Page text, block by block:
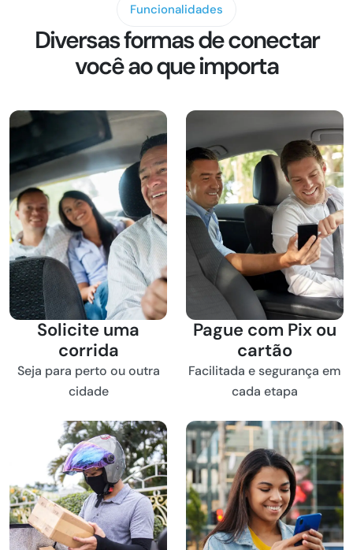
Funcionalidades
Diversas formas de conectar
você ao que importa
Solicite uma
corrida
Seja para perto ou outra
cidade
Pague com Pix ou
cartão
Facilitada e segurança em
cada etapa